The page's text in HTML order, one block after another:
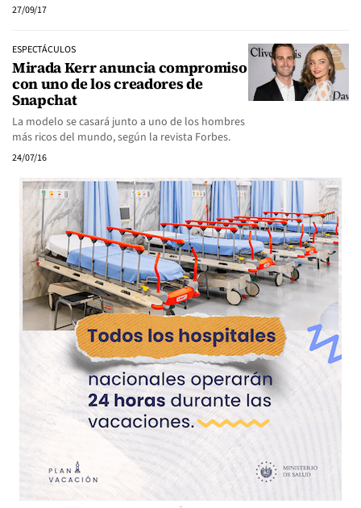
27/09/17
ESPECTÁCULOS
Mirada Kerr anuncia compromiso
con uno de los creadores de
Snapchat
La modelo se casará junto a uno de los hombres
más ricos del mundo, según la revista Forbes.
24/07/16